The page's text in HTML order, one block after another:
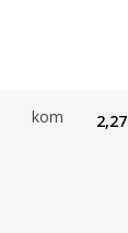
kom 2,27